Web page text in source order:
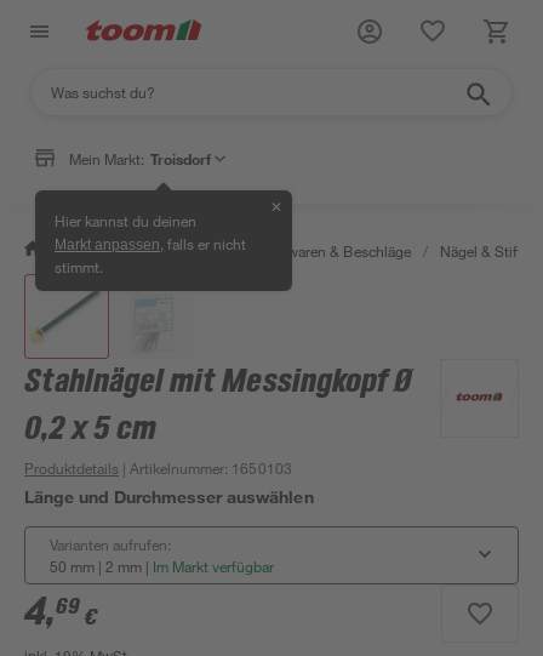
Mein Markt: Troisdorf
Hier kannst du deinen
Markt anpassen , falls er nicht
stimmt.
✕
/ Werkstatt & Maschinen / Eisenwaren & Beschläge / Nägel & Stifte
Stahlnägel mit Messingkopf Ø
0,2 x 5 cm
Produktdetails | Artikelnummer: 1650103
Länge und Durchmesser auswählen
Varianten aufrufen:
50 mm | 2 mm | Im Markt verfügbar
4,69 €